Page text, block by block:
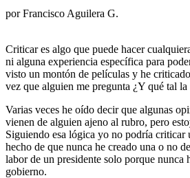
por Francisco Aguilera G.
Criticar es algo que puede hacer
ni alguna experiencia específica para
visto un montón de películas y he
vez que alguien me pregunta ¿Y qué tal
Varias veces he oído decir que algunas
vienen de alguien ajeno al rubro, pero
Siguiendo esa lógica yo no podría criticar
hecho de que nunca he creado una o no
labor de un presidente solo porque nunca
gobierno.